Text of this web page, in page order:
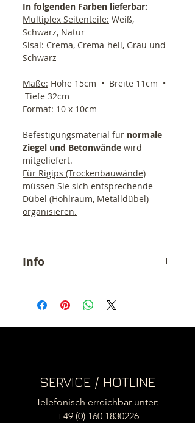
In folgenden Farben lieferbar:
Multiplex Seitenteile: Weiß,
Schwarz, Natur
Sisal: Crema, Crema-hell, Grau und
Schwarz
Maße: Höhe 15cm • Breite 11cm •
Tiefe 32cm
Format: 10 x 10cm
Befestigungsmaterial für normale
Ziegel und Betonwände wird
mitgeliefert.
Für Rigips (Trockenbauwände)
müssen Sie sich entsprechende
Dübel (Hohlraum, Metalldübel)
organisieren.
Info
Endpreis inkl. 19% MwSt.
zzgl. Versandkosten (6,90,- €).
SERVICE / HOTLINE
Telefonisch erreichbar unter:
+49 (0) 160 1830226